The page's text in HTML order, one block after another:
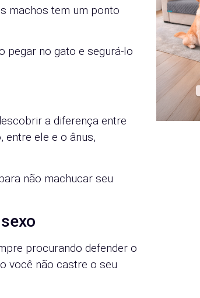
machos tem um ponto
pegar no gato e segurá-lo
a diferença entre
ele e o ânus,
não machucar seu
procurando defender o
você não castre o seu